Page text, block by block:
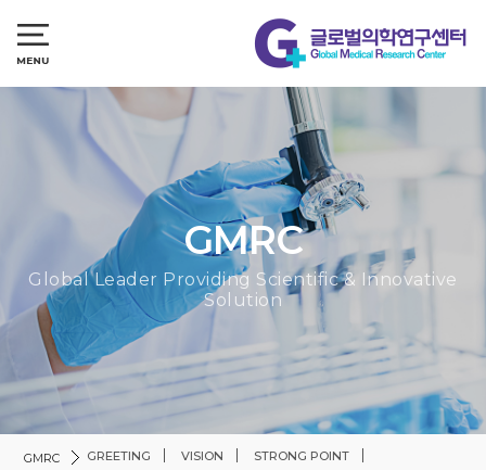
GMRC
Global Leader Providing Scientific & Innovative
Solution
GMRC GREETING VISION
STRONG POINT